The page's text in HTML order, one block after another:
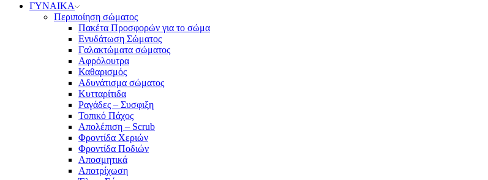
ΓΥΝΑΙΚΑ
Περιποίηση σώματος
Πακέτα Προσφορών για το σώμα
Ενυδάτωση Σώματος
Γαλακτώματα σώματος
Αφρόλουτρα
Καθαρισμός
Αδυνάτισμα σώματος
Κυτταρίτιδα
Ραγάδες – Συσφιξη
Τοπικό Πάχος
Απολέπιση – Scrub
Φροντίδα Χεριών
Φροντίδα Ποδιών
Αποσμητικά
Αποτρίχωση